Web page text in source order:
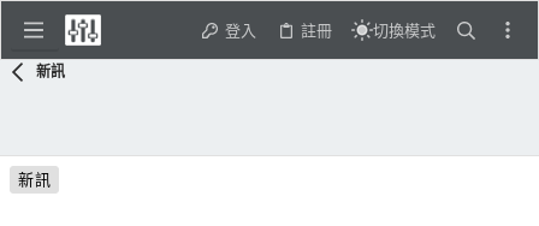
登入 註冊 切換模式
新訊
新訊